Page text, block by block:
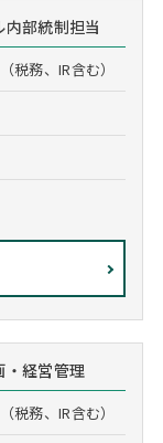
部統制担当
務、IR含む）
経営管理
務、IR含む）